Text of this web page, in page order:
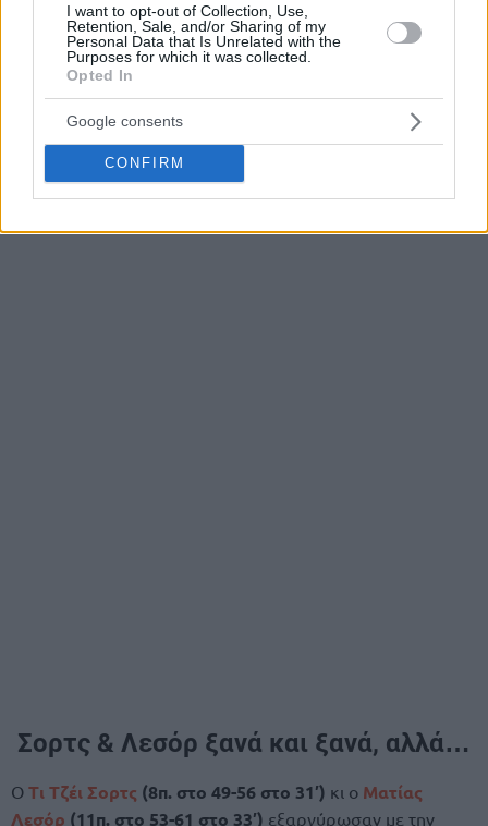
I want to opt-out of Collection, Use,
Retention, Sale, and/or Sharing of my
Personal Data that Is Unrelated with the
Purposes for which it was collected.
Opted In
Google consents
CONFIRM
Σορτς & Λεσόρ ξανά και ξανά, αλλά…
Ο Τι Τζέι Σορτς (8π. στο 49-56 στο 31′) κι ο Ματίας
Λεσόρ (11π. στο 53-61 στο 33′) εξαργύρωσαν με την